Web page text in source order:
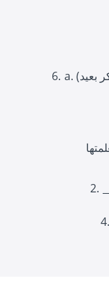
a. أولئك (مذكر بعيد) b. تلك c. هذا d. هؤلاء (مؤنث) e.